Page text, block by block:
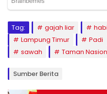
Tag: gajah liar
Lampung Timur
Padi
sawah
Taman
Sumber Berita